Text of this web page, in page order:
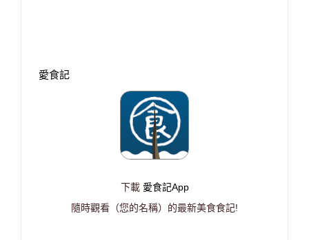
愛食記
下載 愛食記App
隨時觀看（您的名稱）的最新美食食記!